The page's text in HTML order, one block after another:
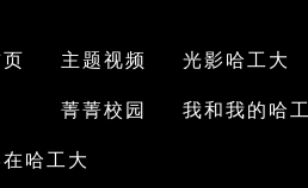
主题视频 光影哈工大
菁菁校园 我和我的哈
哈工大